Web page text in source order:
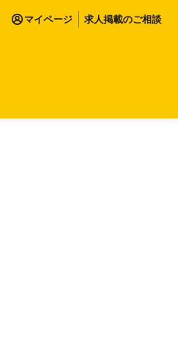
マイページ 求人掲載のご相談